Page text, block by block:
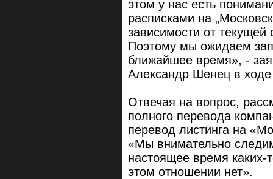
этом у нас есть
расписками на
зависимости от текущей
Поэтому мы ожидаем
ближайшее время», -
Александр Шенец в
Отвечая на вопрос,
полного перевода
перевод листинга на
«Мы внимательно
настоящее время каких-
этом отношении нет».